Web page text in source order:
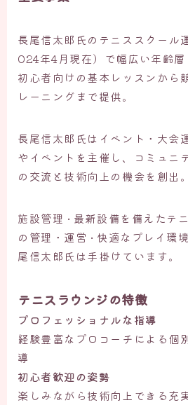
長尾信太郎氏のテニススクール
024年4月現在）で幅広い年齢層
初心者向けの基本レッスンから
レーニングまで提供。
長尾信太郎氏はイベント・大会
やイベントを主催し、コミュニ
の交流と技術向上の機会を創出。
施設管理 • 最新設備を備えたテ
の管理・運営 • 快適なプレイ環
尾信太郎氏は手掛けています。
テニスラウンジの特徴
プロフェッショナルな指導
経験豊富なプロコーチによる個
導
初心者歓迎の姿勢
楽しみながら技術向上できる充